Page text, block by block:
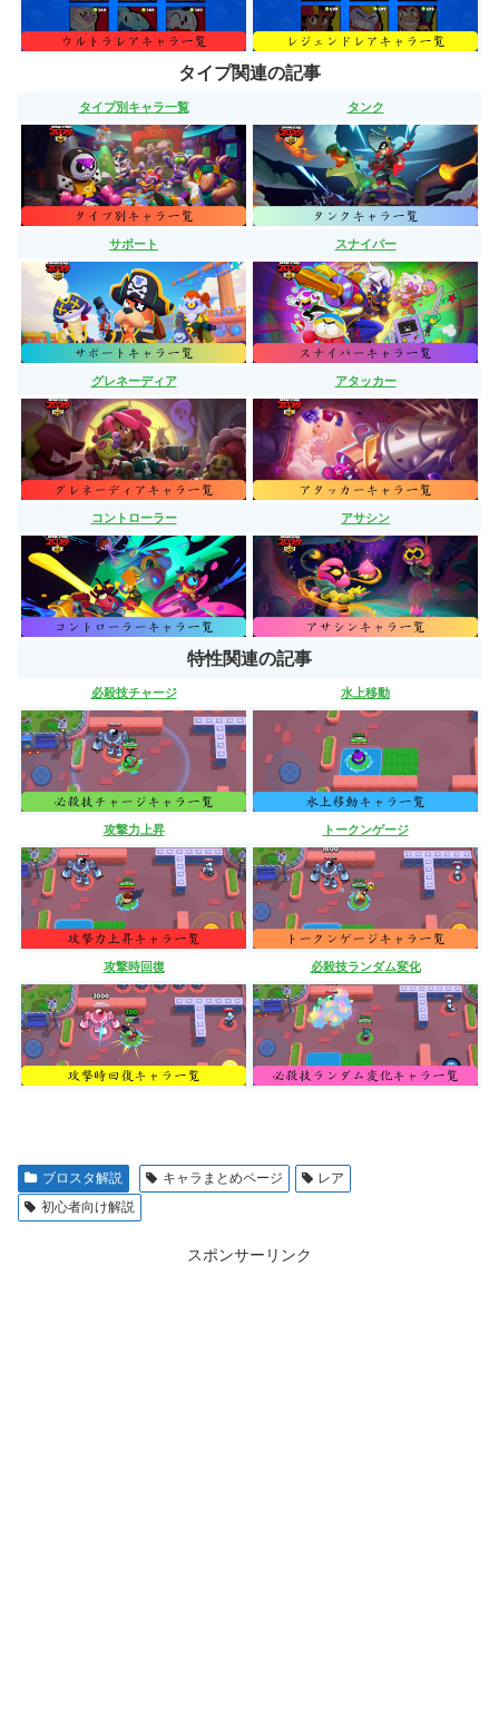
タイプ関連の記事
タイプ別キャラ一覧 タンク
サポート スナイパー
グレネーディア アタッカー
コントローラー アサシン
特性関連の記事
必殺技チャージ 水上移動
攻撃力上昇 トークンゲージ
攻撃時回復 必殺技ランダム変化
ブロスタ解説 キャラまとめページ
レア
初心者向け解説
スポンサーリンク